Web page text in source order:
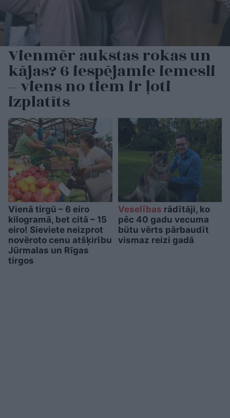
Vienmēr aukstas rokas un
kājas? 6 iespējamie iemesli
– viens no tiem ir ļoti
izplatīts
Vienā tirgū – 6 eiro
kilogramā, bet citā – 15
eiro! Sieviete neizprot
novēroto cenu atšķirību
Jūrmalas un Rīgas
tirgos
Veselības rādītāji, ko
pēc 40 gadu vecuma
būtu vērts pārbaudīt
vismaz reizi gadā